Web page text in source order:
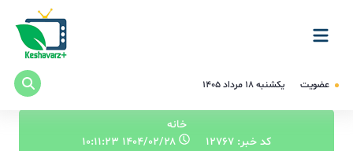
عضویت یکشنبه ۱۸ مرداد ۱۴۰۵
خانه
کد خبر: 12767
۱۴۰۴/۰۲/۲۸ ۱۰:۱۱:۲۳